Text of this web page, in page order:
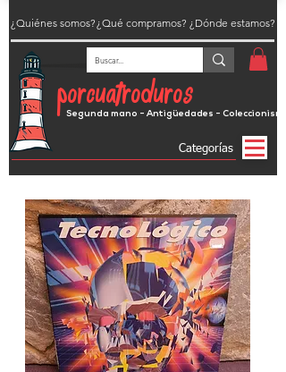
porcuatroduros
Segunda mano - Antigüedades - Coleccionismo
¿Dónde estamos?
¿Quiénes somos?
Categorías
¿Qué compramos?